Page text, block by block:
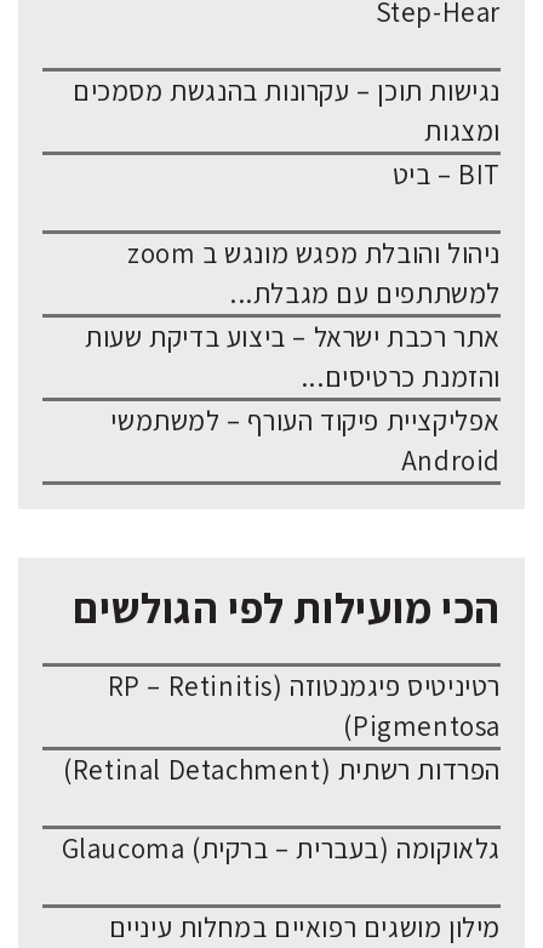
Step-Hear
נגישות תוכן – עקרונות בהנגשת מסמכים
ומצגות
BIT – ביט
ניהול והובלת מפגש מונגש ב zoom
למשתתפים עם מגבלת...
אתר רכבת ישראל – ביצוע בדיקת שעות
והזמנת כרטיסים...
אפליקציית פיקוד העורף – למשתמשי
Android
הכי מועילות לפי הגולשים
רטיניטיס פיגמנטוזה (RP – Retinitis
Pigmentosa)
הפרדות רשתית (Retinal Detachment)
גלאוקומה (בעברית – ברקית) Glaucoma
מילון מושגים רפואיים במחלות עיניים